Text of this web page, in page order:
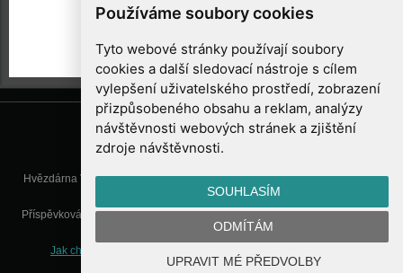
Používáme soubory cookies
Tyto webové stránky používají soubory
cookies a další sledovací nástroje s cílem
vylepšení uživatelského prostředí, zobrazení
přizpůsobeného obsahu a reklam, analýzy
návštěvnosti webových stránek a zjištění
zdroje návštěvnosti.
SOUHLASÍM
ODMÍTÁM
UPRAVIT MÉ PŘEDVOLBY
TECHNIKA A KOSMICKÉ
TECHNOLOGIE
Hvězdárna Valašské Meziříčí, příspěvková organizace, Vsetínská 78, 757
01 Valašské Meziříčí
Příspěvková organizace Zlínského kraje. Telefon:571 611 928, Mobil:777
info@astrovm.cz
Jak chráníme Vaše osobní údaje
WebConsult.cz